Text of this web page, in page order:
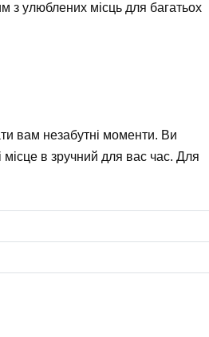
з улюблених місць для багатьох
вам незабутні моменти. Ви
в зручний для вас час. Для